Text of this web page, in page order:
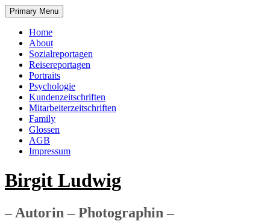
Primary Menu
Home
About
Sozialreportagen
Reisereportagen
Portraits
Psychologie
Kundenzeitschriften
Mitarbeiterzeitschriften
Family
Glossen
AGB
Impressum
Birgit Ludwig
– Autorin – Photographin –